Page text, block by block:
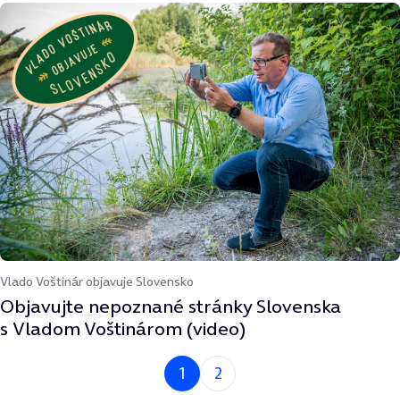
Vlado Voštinár objavuje Slovensko
Objavujte nepoznané stránky Slovenska
s Vladom Voštinárom (video)
Si na strane
1 2